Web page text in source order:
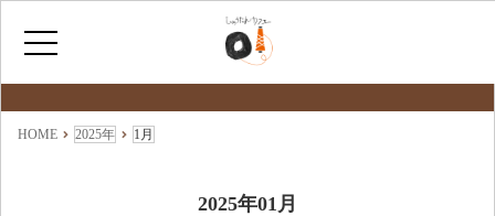
ホーム
最新情報
NEWS
HOME 2025年 1月
2025年01月